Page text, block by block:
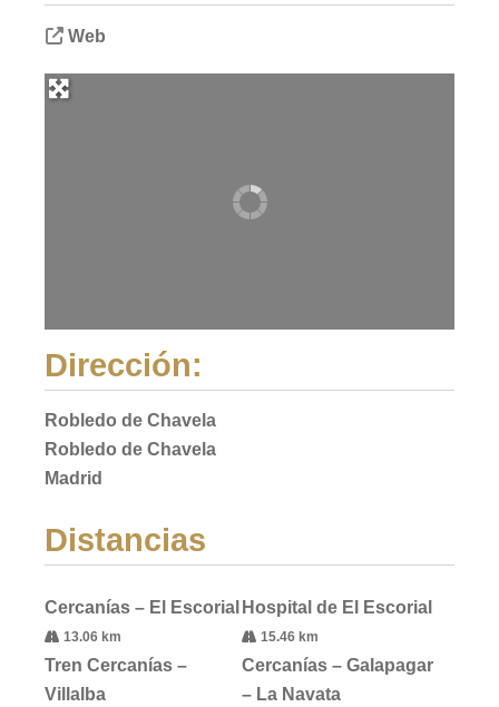
Web
Dirección:
Robledo de Chavela
Robledo de Chavela
Madrid
Distancias
Cercanías – El Escorial
13.06 km
Hospital de El Escorial
15.46 km
Tren Cercanías –
Villalba
Cercanías – Galapagar
– La Navata